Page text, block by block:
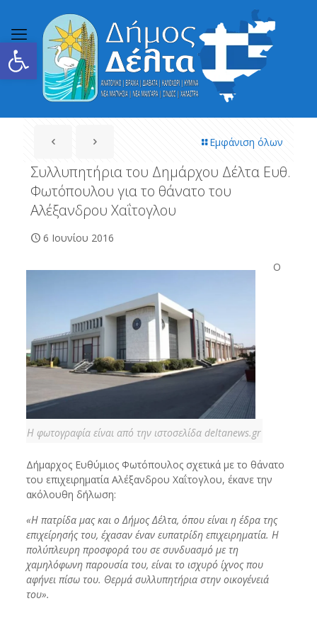
Ανοίξτε τη γραμμή εργαλείων
Εμφάνιση όλων
Συλλυπητήρια του Δημάρχου Δέλτα Ευθ.
Φωτόπουλου για το θάνατο του
Αλέξανδρου Χαΐτογλου
6 Ιουνίου 2016
Η φωτογραφία είναι από την ιστοσελίδα deltanews.gr
Ο
Δήμαρχος Ευθύμιος Φωτόπουλος σχετικά με το θάνατο
του επιχειρηματία Αλέξανδρου Χαΐτογλου, έκανε την
ακόλουθη δήλωση:
«Η πατρίδα μας και ο Δήμος Δέλτα, όπου είναι η έδρα της
επιχείρησής του, έχασαν έναν ευπατρίδη επιχειρηματία. Η
πολύπλευρη προσφορά του σε συνδυασμό με τη
χαμηλόφωνη παρουσία του, είναι το ισχυρό ίχνος που
αφήνει πίσω του. Θερμά συλλυπητήρια στην οικογένειά
του».